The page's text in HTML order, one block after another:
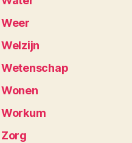
Weer
Welzijn
Wetenschap
Wonen
Workum
Zorg